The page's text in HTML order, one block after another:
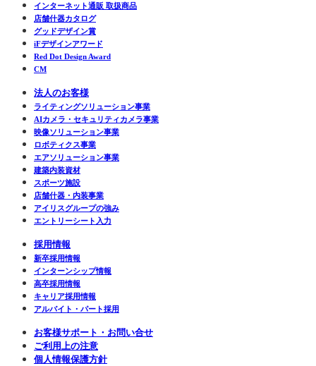
インターネット通販 取扱商品
店舗什器カタログ
グッドデザイン賞
iFデザインアワード
Red Dot Design Award
CM
法人のお客様
ライティングソリューション事業
AIカメラ・セキュリティカメラ事業
映像ソリューション事業
ロボティクス事業
エアソリューション事業
建築内装資材
スポーツ施設
店舗什器・内装事業
アイリスグループの強み
エントリーシート入力
採用情報
新卒採用情報
インターンシップ情報
高卒採用情報
キャリア採用情報
アルバイト・パート採用
お客様サポート・お問い合せ
ご利用上の注意
個人情報保護方針